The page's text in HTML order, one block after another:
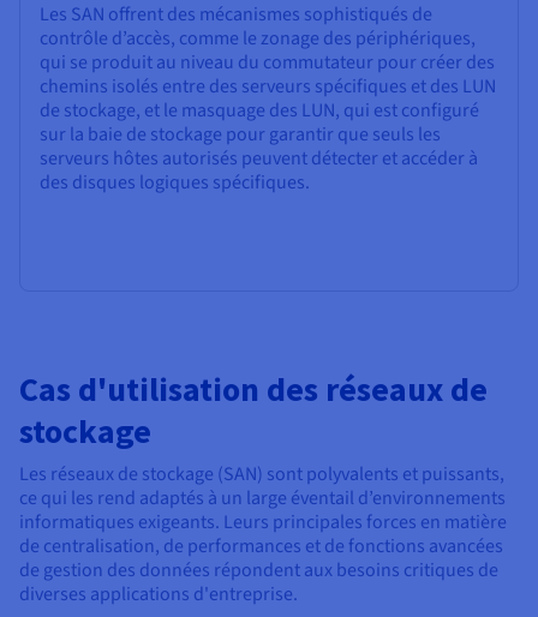
Les SAN offrent des mécanismes sophistiqués de
contrôle d’accès, comme le zonage des périphériques,
qui se produit au niveau du commutateur pour créer des
chemins isolés entre des serveurs spécifiques et des LUN
de stockage, et le masquage des LUN, qui est configuré
sur la baie de stockage pour garantir que seuls les
serveurs hôtes autorisés peuvent détecter et accéder à
des disques logiques spécifiques.
Cas d'utilisation des réseaux de
stockage
Les réseaux de stockage (SAN) sont polyvalents et puissants,
ce qui les rend adaptés à un large éventail d’environnements
informatiques exigeants. Leurs principales forces en matière
de centralisation, de performances et de fonctions avancées
de gestion des données répondent aux besoins critiques de
diverses applications d'entreprise.